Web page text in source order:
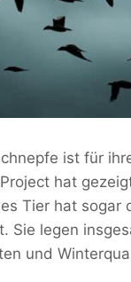
ist für
hat
Tier hat sogar
Sie legen
und